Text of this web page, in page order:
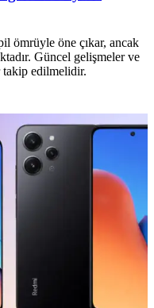
ömrüyle öne çıkar, ancak
Güncel gelişmeler ve
edilmelidir.